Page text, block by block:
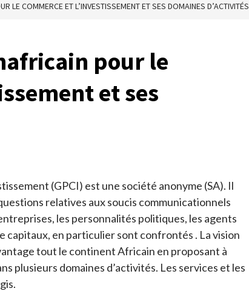
LE COMMERCE ET L’INVESTISSEMENT ET SES DOMAINES D’ACTIVITÉS
pour le
et ses
(GPCI) est une société anonyme (SA). Il
relatives aux soucis communicationnels
les personnalités politiques, les agents
en particulier sont confrontés . La vision
tout le continent Africain en proposant à
plusieurs domaines d’activités. Les services et les